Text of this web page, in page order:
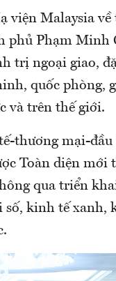
viện Malaysia
phủ Phạm Minh
trị ngoại giao,
quốc phòng,
và trên thế giới.
thương mại-
Toàn diện mới
qua triển
số, kinh tế xanh,